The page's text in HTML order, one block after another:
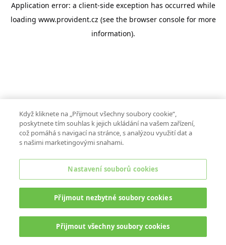
Application error: a client-side exception has occurred while
loading www.provident.cz (see the browser consolefor more
information).
ONLINE CHAT
Když kliknete na „Přijmout všechny soubory cookie“,
poskytnete tím souhlas k jejich ukládání na vašem zařízení,
což pomáhá s navigací na stránce, s analýzou využití dat a
s našimi marketingovými snahami.
Nastavení souborů cookies
Přijmout nezbytné soubory cookies
Přijmout všechny soubory cookies